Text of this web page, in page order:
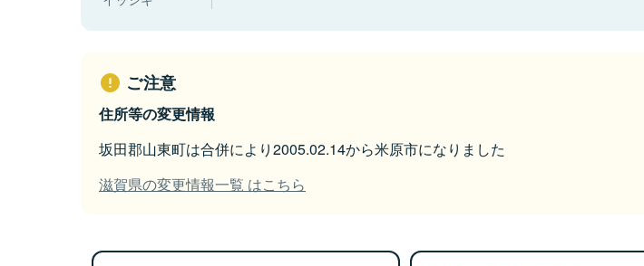
ご注意
住所等の変更情報
坂田郡山東町は合併により2005.02.14から米原市になりました
滋賀県の変更情報一覧 はこちら